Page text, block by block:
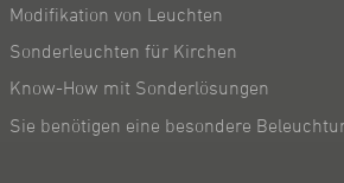
Modifikation von Leuchten
Sonderleuchten für Kirchen
Know-How mit Sonderlösungen
Sie benötigen eine besondere